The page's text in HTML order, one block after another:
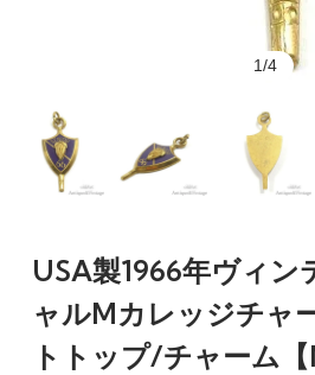
1/4
USA製1966年ヴィン
ャルMカレッジチャ
トトップ/チャーム【